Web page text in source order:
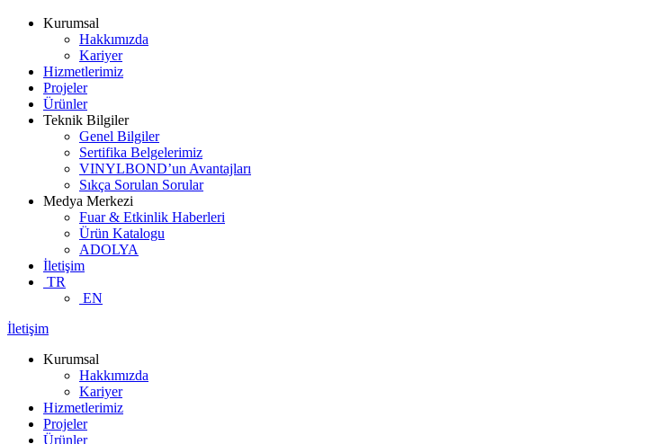
Kurumsal
Hakkımızda
Kariyer
Hizmetlerimiz
Projeler
Ürünler
Teknik Bilgiler
Genel Bilgiler
Sertifika Belgelerimiz
VINYLBOND’un Avantajları
Sıkça Sorulan Sorular
Medya Merkezi
Fuar & Etkinlik Haberleri
Ürün Katalogu
ADOLYA
İletişim
TR
EN
İletişim
Kurumsal
Hakkımızda
Kariyer
Hizmetlerimiz
Projeler
Ürünler